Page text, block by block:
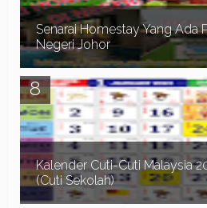
Senarai Homestay Yang Ada
Negeri Johor
Assalamualaikum dan Salam
post sebelum ni kita telah pergi ke
Senarai Homestay Yang Ada Pool Di
Kalender Cuti-Cuti Malaysia
(Cuti Sekolah)